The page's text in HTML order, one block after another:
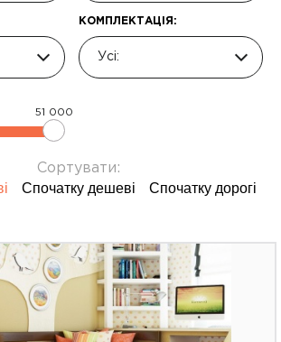
КОМПЛЕКТАЦІЯ:
Усі:
51 000
Сортувати:
Спочатку дешеві Спочатку дорогі